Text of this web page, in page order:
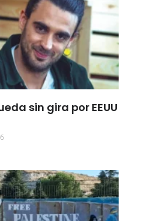
sin gira por EEUU